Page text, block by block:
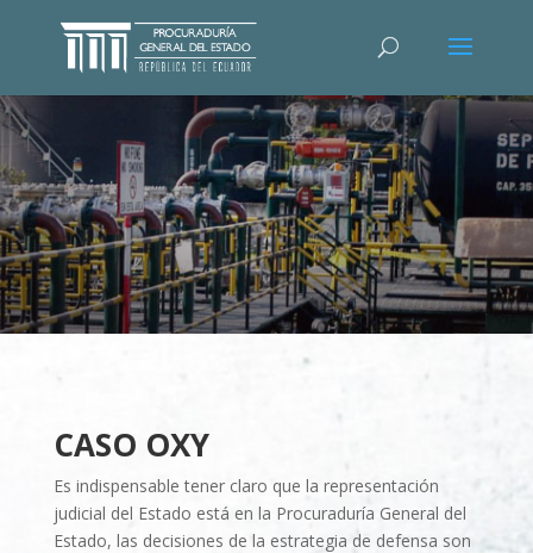
CASO OXY
Es indispensable tener claro que la representación
judicial del Estado está en la Procuradurí­a General del
Estado, las decisiones de la estrategia de defensa son